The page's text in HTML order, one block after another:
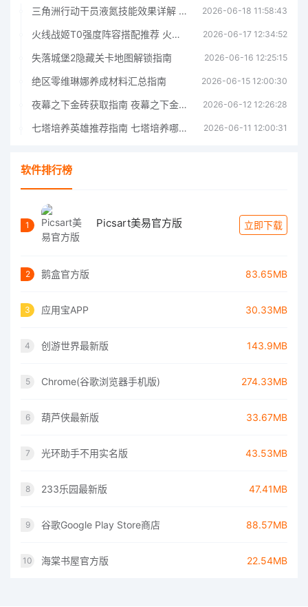
三角洲行动干员液氮技能效果详解 三角洲行动干员液氮技能介绍 2026-06-18 11:58:43
火线战姬T0强度阵容搭配推荐 火线战姬T0强度阵容哪个好 2026-06-17 12:34:52
失落城堡2隐藏关卡地图解锁指南 2026-06-16 12:25:15
绝区零维琳娜养成材料汇总指南 2026-06-15 12:00:30
夜幕之下金砖获取指南 夜幕之下金砖获取方法 2026-06-12 12:26:28
七塔培养英雄推荐指南 七塔培养哪个英雄好 2026-06-11 12:00:31
软件排行榜
1 Picsart美易官方版 立即下载
2 鹅盒官方版 83.65MB
3 应用宝APP 30.33MB
4 创游世界最新版 143.9MB
5 Chrome(谷歌浏览器手机版) 274.33MB
6 葫芦侠最新版 33.67MB
7 光环助手不用实名版 43.53MB
8 233乐园最新版 47.41MB
9 谷歌Google Play Store商店 88.57MB
10 海棠书屋官方版 22.54MB